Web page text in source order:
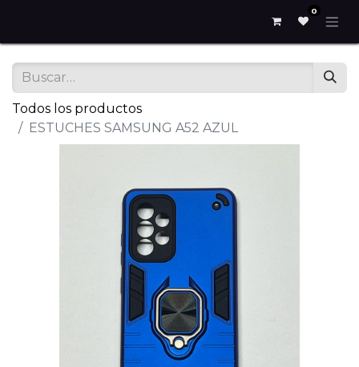
0
Todos los productos
ESTUCHES SAMSUNG A52 AZUL